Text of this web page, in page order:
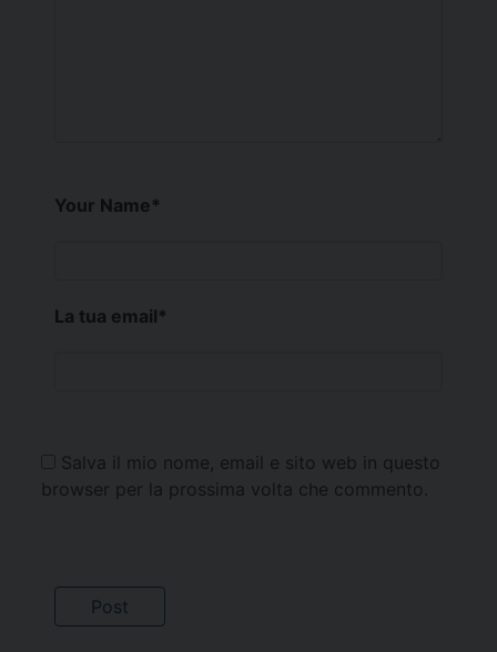
Your Name*
La tua email*
Salva il mio nome, email e sito web in questo
browser per la prossima volta che commento.